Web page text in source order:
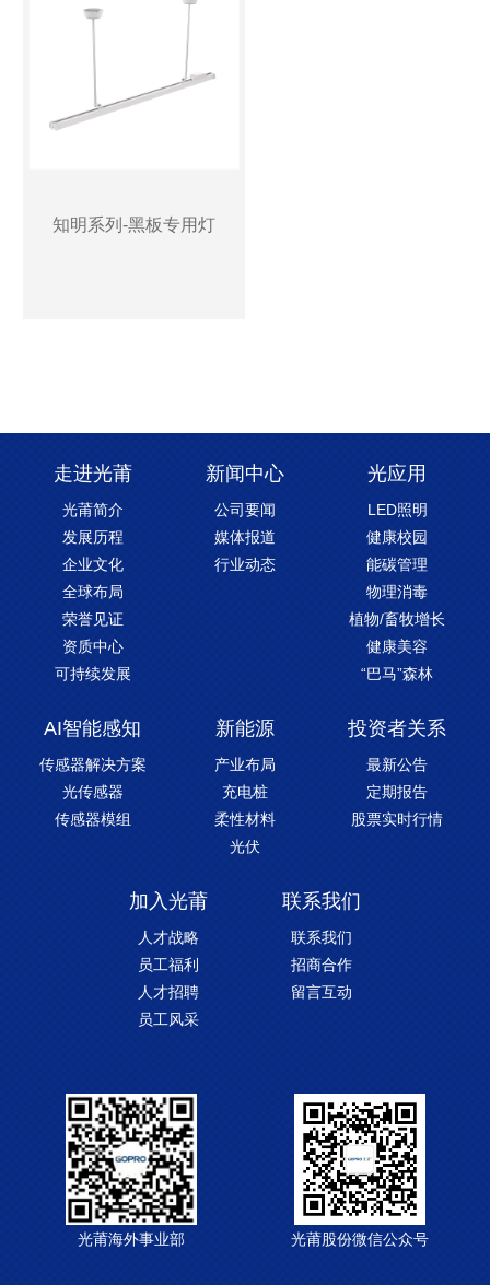
知明系列-黑板专用灯
走进光莆
光莆简介
发展历程
企业文化
全球布局
荣誉见证
资质中心
可持续发展
新闻中心
公司要闻
媒体报道
行业动态
光应用
LED照明
健康校园
能碳管理
物理消毒
植物/畜牧增长
健康美容
“巴马”森林
AI智能感知
传感器解决方案
光传感器
传感器模组
新能源
产业布局
充电桩
柔性材料
光伏
投资者关系
最新公告
定期报告
股票实时行情
加入光莆
人才战略
员工福利
人才招聘
员工风采
联系我们
联系我们
招商合作
留言互动
光莆海外事业部 光莆股份微信公众号